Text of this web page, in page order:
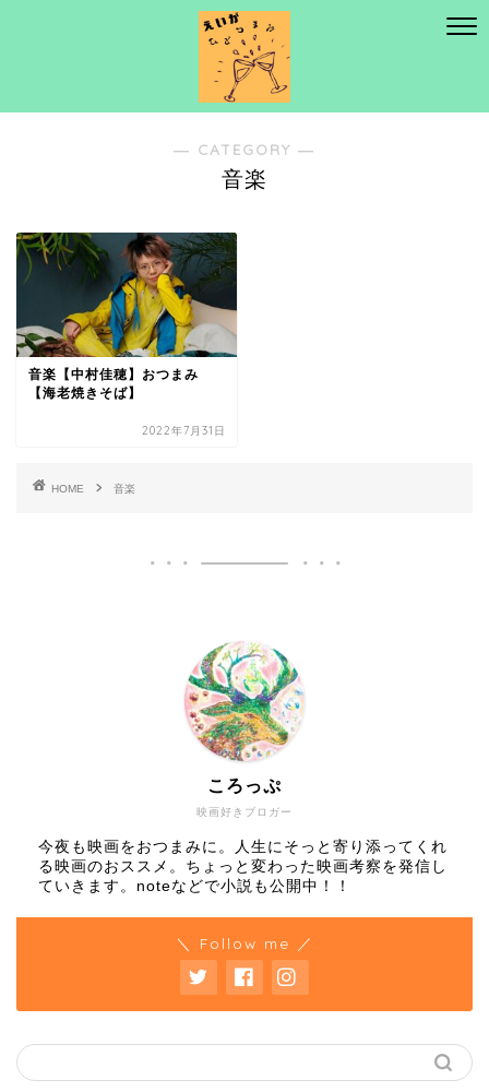
― CATEGORY ―
音楽
音楽【中村佳穂】おつまみ
【海老焼きそば】
2022年7月31日
HOME 音楽
映画好きブロガー
ころっぷ
今夜も映画をおつまみに。人生にそっと寄り添ってくれ
る映画のおススメ。ちょっと変わった映画考察を発信し
ていきます。noteなどで小説も公開中！！
＼ Follow me ／